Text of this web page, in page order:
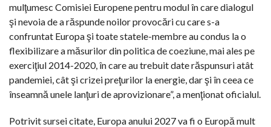
mulţumesc Comisiei Europene pentru modul în care dialogul
şi nevoia de a răspunde noilor provocări cu care s-a
confruntat Europa şi toate statele-membre au condus la o
flexibilizare a măsurilor din politica de coeziune, mai ales pe
exerciţiul 2014-2020, în care au trebuit date răspunsuri atât
pandemiei, cât şi crizei preţurilor la energie, dar şi în ceea ce
înseamnă unele lanţuri de aprovizionare”, a menţionat oficialul.
Potrivit sursei citate, Europa anului 2027 va fi o Europă mult